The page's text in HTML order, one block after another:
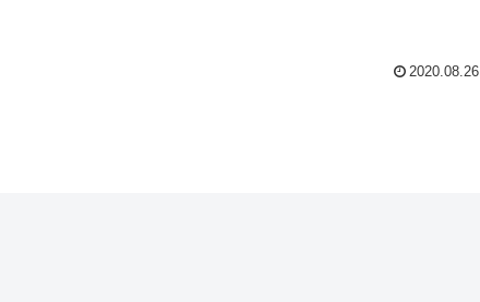
2020.08.26